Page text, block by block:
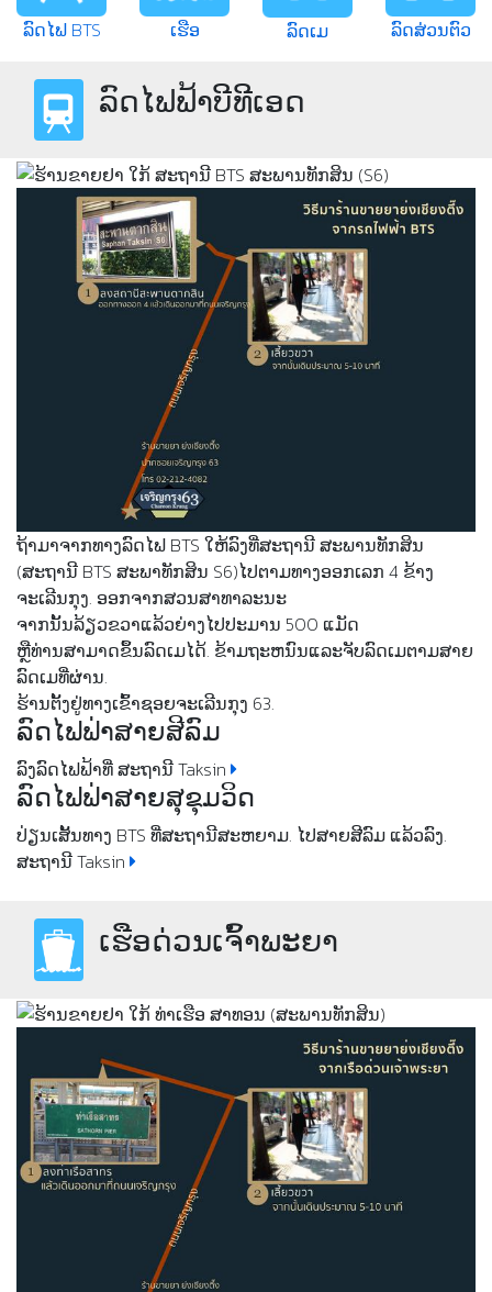
ລົດໄຟ BTS ເຮືອ ລົດເມ ລົດສ່ວນຕົວ
ລົດໄຟຟ້າບີທີເອດ
ຖ້າມາຈາກທາງລົດໄຟ BTS ໃຫ້ລົງທີ່ສະຖານີ ສະພານທັກສິນ
(ສະຖານີ BTS ສະພາທັກສິນ S6)ໄປຕາມທາງອອກເລກ 4 ຂ້າງ
ຈະເລີນກຸງ. ອອກຈາກສວນສາທາລະນະ
ຈາກນັ້ນລ້ຽວຂວາແລ້ວຍ່າງໄປປະມານ 500 ແມັດ
ຫຼືທ່ານສາມາດຂຶ້ນລົດເມໄດ້. ຂ້າມຖະຫນົນແລະຈັບລົດເມຕາມສາຍ
ລົດເມທີ່ຜ່ານ.
ຮ້ານຕັ້ງຢູ່ທາງເຂົ້າຊອຍຈະເລີນກຸງ 63.
ລົດໄຟຟ່າສາຍສີລົມ
ລົງລົດໄຟຟ້າທີ່ ສະຖານີ Taksin
ລົດໄຟຟ່າສາຍສຸຂຸມວິດ
ປ່ຽນເສັ້ນທາງ BTS ທີ່ສະຖານີສະຫຍາມ. ໄປສາຍສີລົມ ແລ້ວລົງ.
ສະຖານີ Taksin
ເຮືອ​ດ່ວນ​ເຈົ້າ​ພະ​ຍາ